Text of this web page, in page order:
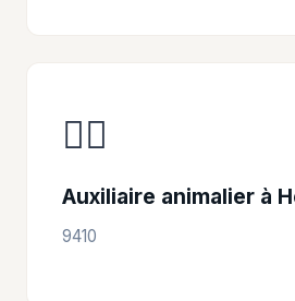
👩‍⚕️
Auxiliaire animalier à
9410